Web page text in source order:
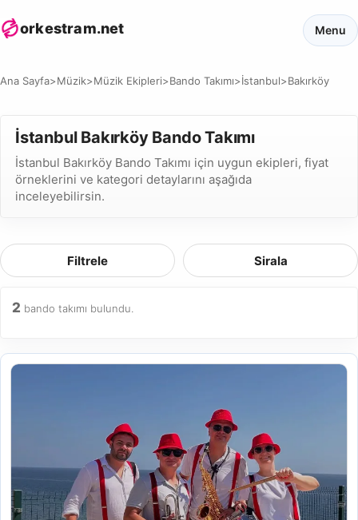
orkestram.net Menu
Ana Sayfa>Müzik>Müzik Ekipleri>Bando Takımı>İstanbul>Bakırköy
İstanbul Bakırköy Bando Takımı
İstanbul Bakırköy Bando Takımı için uygun ekipleri, fiyat
örneklerini ve kategori detaylarını aşağıda
inceleyebilirsin.
Filtrele Sirala
2 bando takımı bulundu.